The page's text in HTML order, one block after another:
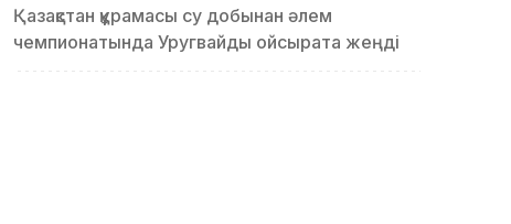
Қазақстан құрамасы су добынан әлем
чемпионатында Уругвайды ойсырата жеңді